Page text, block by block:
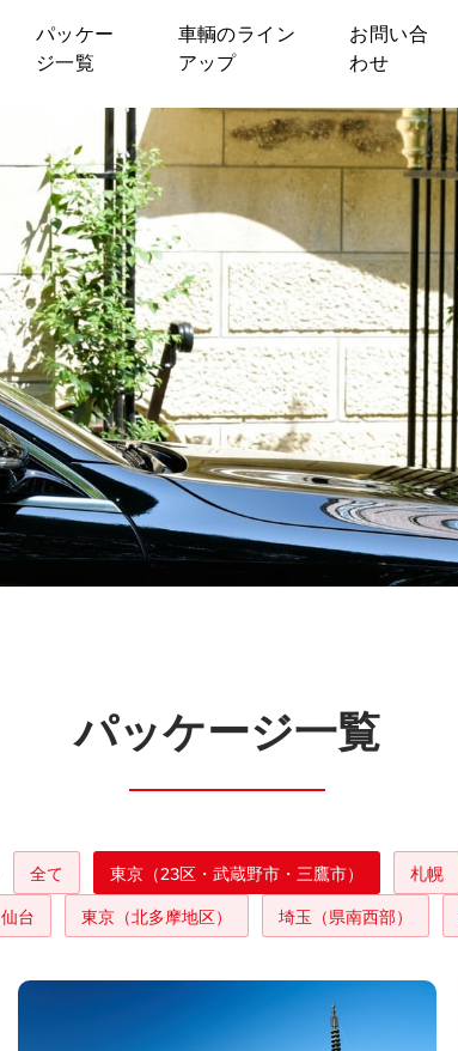
パッケー
ジ一覧
車輌のライン
アップ
お問い合
わせ
パッケージ一覧
全て 東京（23区・武蔵野市・三鷹市） 札幌
仙台 東京（北多摩地区） 埼玉（県南西部）